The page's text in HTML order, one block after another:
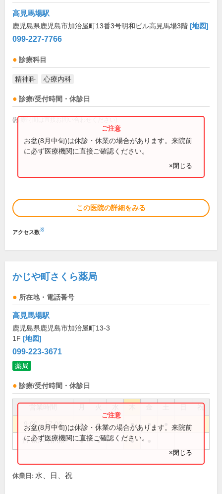
高見馬場駅
鹿児島県鹿児島市加治屋町13番3号明和ビル高見馬場3階 [地図]
099-227-7766
診療科目
精神科 心療内科
診療/受付時間・休診日
(診療時間は直接お問い合わせください)
お盆(8月中旬)は休診・休業の場合があります。来院前
に必ず医療機関に直接ご確認ください。
×閉じる
この医院の詳細をみる
アクセス数※
かじや町さくら薬局
所在地・電話番号
高見馬場駅
鹿児島県鹿児島市加治屋町13-3
1F [地図]
099-223-3671
薬局
診療/受付時間・休診日
祝
9:00～17:00 ● ● ● ●
17:00～18:00 ● ● ●
お盆(8月中旬)は休診・休業の場合があります。来院前
に必ず医療機関に直接ご確認ください。
×閉じる
休業日: 水、日、祝